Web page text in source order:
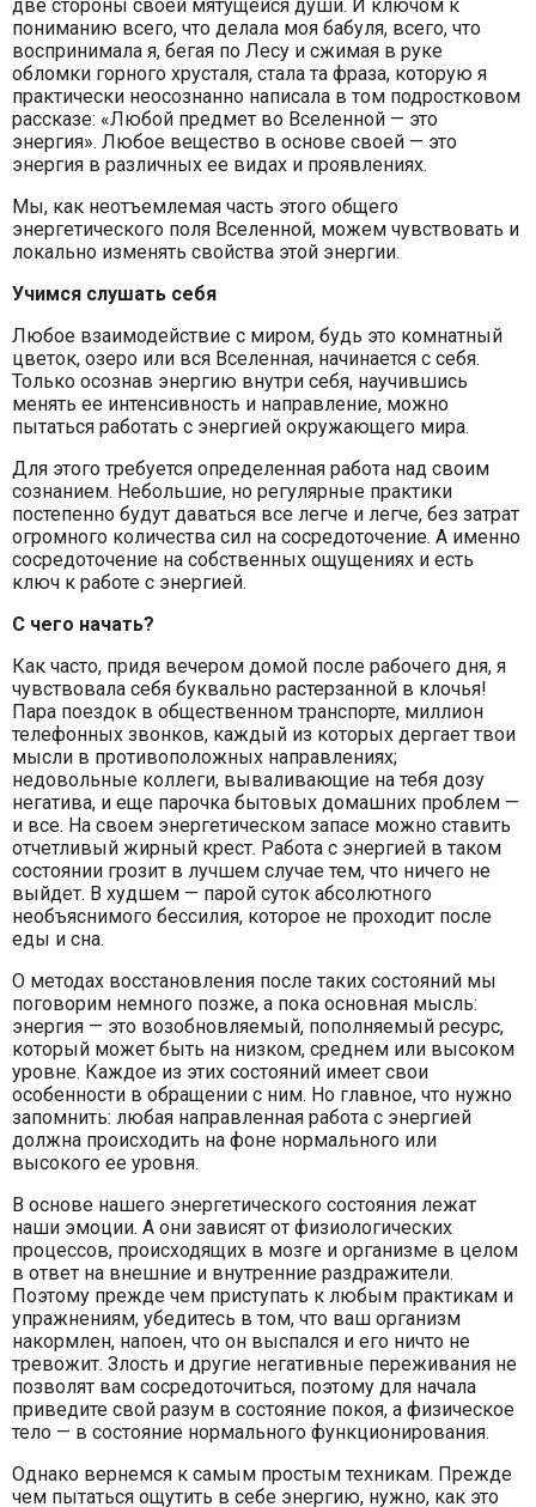
две стороны своей мятущейся души. И ключом к
пониманию всего, что делала моя бабуля, всего, что
воспринимала я, бегая по Лесу и сжимая в руке
обломки горного хрусталя, стала та фраза, которую я
практически неосознанно написала в том подростковом
рассказе: «Любой предмет во Вселенной — это
энергия». Любое вещество в основе своей — это
энергия в различных ее видах и проявлениях.
Мы, как неотъемлемая часть этого общего
энергетического поля Вселенной, можем чувствовать и
локально изменять свойства этой энергии.
Учимся слушать себя
Любое взаимодействие с миром, будь это комнатный
цветок, озеро или вся Вселенная, начинается с себя.
Только осознав энергию внутри себя, научившись
менять ее интенсивность и направление, можно
пытаться работать с энергией окружающего мира.
Для этого требуется определенная работа над своим
сознанием. Небольшие, но регулярные практики
постепенно будут даваться все легче и легче, без затрат
огромного количества сил на сосредоточение. А именно
сосредоточение на собственных ощущениях и есть
ключ к работе с энергией.
С чего начать?
Как часто, придя вечером домой после рабочего дня, я
чувствовала себя буквально растерзанной в клочья!
Пара поездок в общественном транспорте, миллион
телефонных звонков, каждый из которых дергает твои
мысли в противоположных направлениях;
недовольные коллеги, вываливающие на тебя дозу
негатива, и еще парочка бытовых домашних проблем —
и все. На своем энергетическом запасе можно ставить
отчетливый жирный крест. Работа с энергией в таком
состоянии грозит в лучшем случае тем, что ничего не
выйдет. В худшем — парой суток абсолютного
необъяснимого бессилия, которое не проходит после
еды и сна.
О методах восстановления после таких состояний мы
поговорим немного позже, а пока основная мысль:
энергия — это возобновляемый, пополняемый ресурс,
который может быть на низком, среднем или высоком
уровне. Каждое из этих состояний имеет свои
особенности в обращении с ним. Но главное, что нужно
запомнить: любая направленная работа с энергией
должна происходить на фоне нормального или
высокого ее уровня.
В основе нашего энергетического состояния лежат
наши эмоции. А они зависят от физиологических
процессов, происходящих в мозге и организме в целом
в ответ на внешние и внутренние раздражители.
Поэтому прежде чем приступать к любым практикам и
упражнениям, убедитесь в том, что ваш организм
накормлен, напоен, что он выспался и его ничто не
тревожит. Злость и другие негативные переживания не
позволят вам сосредоточиться, поэтому для начала
приведите свой разум в состояние покоя, а физическое
тело — в состояние нормального функционирования.
Однако вернемся к самым простым техникам. Прежде
чем пытаться ощутить в себе энергию, нужно, как это